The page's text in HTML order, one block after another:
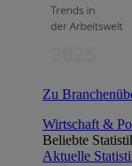
Zu
Wirtschaft &
Beliebte
Aktuelle